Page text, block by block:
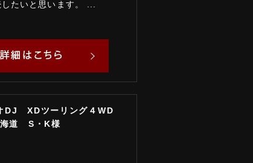
たいと思います。 ...
DJ XDツーリング４WD
道 S・K様